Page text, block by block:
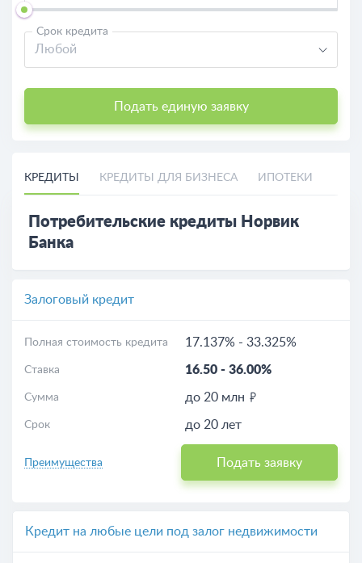
Срок кредита
Любой
Подать единую заявку
КРЕДИТЫ КРЕДИТЫ ДЛЯ БИЗНЕСА ИПОТЕКИ
Потребительские кредиты Норвик
Банка
Залоговый кредит
Полная стоимость кредита 17.137% - 33.325%
Ставка 16.50 - 36.00%
Сумма до 20 млн
Срок до 20 лет
Преимущества Подать заявку
Кредит на любые цели под залог недвижимости